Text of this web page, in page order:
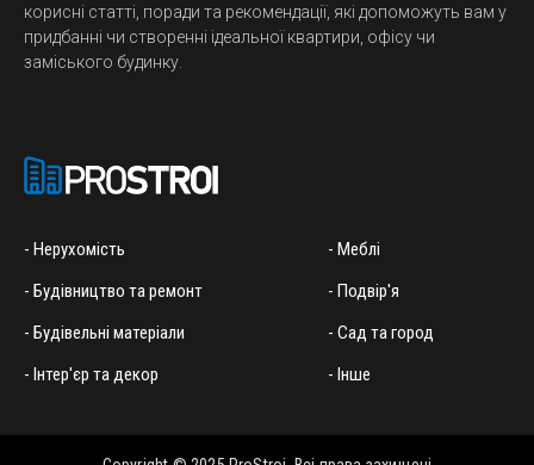
- Нерухомість
- Будівництво та ремонт
- Будівельні матеріали
- Інтер'єр та декор
- Меблі
- Подвір'я
- Сад та город
- Інше
корисні статті, поради та рекомендації, які допоможуть вам у
придбанні чи створенні ідеальної квартири, офісу чи
заміського будинку.